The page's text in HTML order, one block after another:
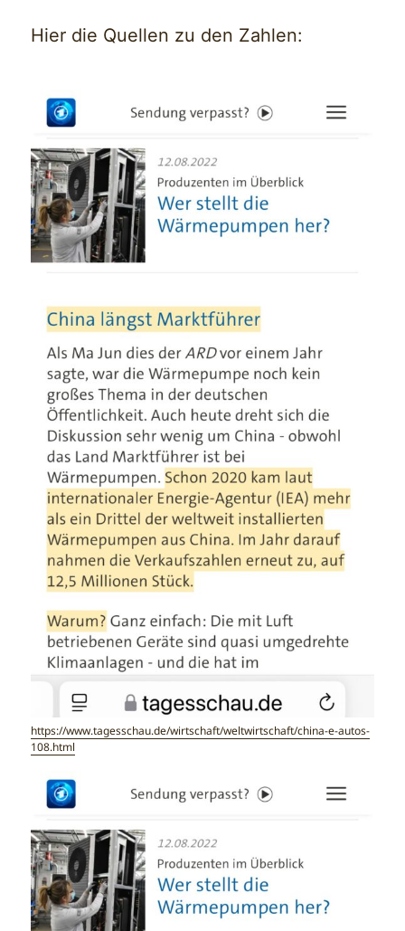
Hier die Quellen zu den Zahlen:
https://www.tagesschau.de/wirtschaft/weltwirtschaft/china-e-autos-
108.html